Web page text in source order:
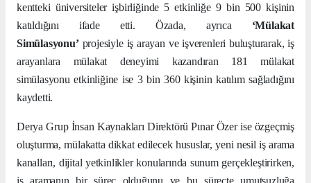
kentteki üniversiteler işbirliğinde 5 etkinliğe 9 bin 500 kişinin
katıldığını ifade etti. Özada, ayrıca ‘Mülakat
Simülasyonu’projesiyle iş arayan ve işverenleri buluşturarak, iş
arayanlara mülakat deneyimi kazandıran 181 mülakat
simülasyonu etkinliğine ise 3 bin 360 kişinin katılım sağladığını
kaydetti.
Derya Grup İnsan Kaynakları Direktörü Pınar Özer ise özgeçmiş
oluşturma, mülakatta dikkat edilecek hususlar, yeni nesil iş arama
kanalları, dijital yetkinlikler konularında sunum gerçekleştirirken,
iş aramanın bir süreç olduğunu ve bu süreçte umutsuzluğa